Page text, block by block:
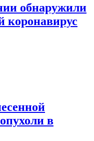
обнаружили
в